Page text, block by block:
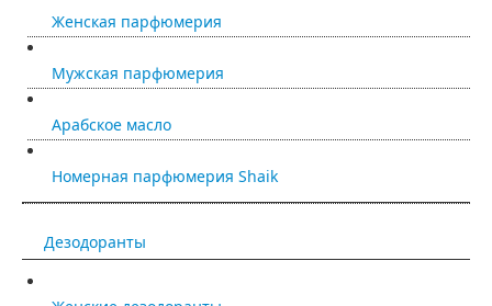
Женская парфюмерия
Мужская парфюмерия
Арабское масло
Номерная парфюмерия Shaik
Дезодоранты